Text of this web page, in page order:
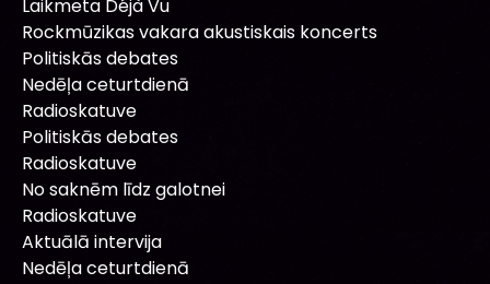
Laikmeta Déjà Vu
Rockmūzikas vakara akustiskais koncerts
Politiskās debates
Nedēļa ceturtdienā
Radioskatuve
Politiskās debates
Radioskatuve
No saknēm līdz galotnei
Radioskatuve
Aktuālā intervija
Nedēļa ceturtdienā